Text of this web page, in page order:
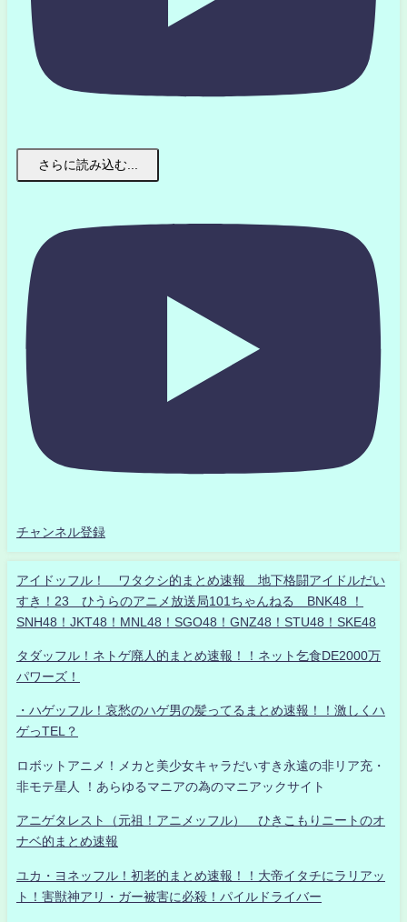
さらに読み込む...
チャンネル登録
アイドッフル！ ワタクシ的まとめ速報 地下格闘アイドルだい
すき！23 ひうらのアニメ放送局101ちゃんねる BNK48 ！
SNH48！JKT48！MNL48！SGO48！GNZ48！STU48！SKE48
タダッフル！ネトゲ廃人的まとめ速報！！ネット乞食DE2000万
パワーズ！
・ハゲッフル！哀愁のハゲ男の髪ってるまとめ速報！！激しくハ
ゲっTEL？
ロボットアニメ！メカと美少女キャラだいすき永遠の非リア充・
非モテ星人 ！あらゆるマニアの為のマニアックサイト
アニゲタレスト（元祖！アニメッフル） ひきこもりニートのオ
ナベ的まとめ速報
ユカ・ヨネッフル！初老的まとめ速報！！大帝イタチにラリアッ
ト！害獣神アリ・ガー被害に必殺！パイルドライバー